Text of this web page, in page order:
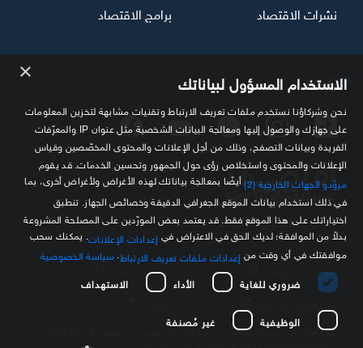
تابعنا
مصدرك الموثوق للمعلومة الاقتصادية
نشرات الاقتصاد برامج الاقتصاد
سياسة الخصوصية الشروط والأحكام
كافة العلامات التجارية الخاصة بـ SKY وكل ما تتضمنه من حقوق الملكية الفكرية هي
× الاستخدام المسؤول لبياناتك
نحن وشركاؤنا نستخدم ملفات تعريف الارتباط وتقنيات مشابهة لتخزين المعلومات
على جهازك والوصول إليها ومعالجة البيانات الشخصية مثل عنوان IP والمعرّفات
الفريدة وبيانات التصفح، وذلك من أجل الإعلانات والمحتوى المخصّصين وقياس
الإعلانات والمحتوى واستخلاص رؤى حول الجمهور وتحسين الخدمات. قد يقوم
مزوّدو الجهات الخارجية (2)
أيضًا بمعالجة بياناتك لهذه الأغراض ولأغراض أخرى، بما
في ذلك استخدام بيانات الموقع الجغرافي الدقيقة وخصائص الجهاز. تنطبق
اختياراتك على هذا الموقع فقط. قد يعتمد بعض المورّدين على المصلحة المشروعة
بدلاً من الموافقة؛ لديك الحق في الاعتراض في إعدادات الإعلانات . يمكنك سحب
موافقتك في أي وقت من إعدادات ملفات تعريف الارتباط سياسة الخصوصية
ضروري للغاية
الأداء الاستهداف
الوظيفية غير مُصنفة